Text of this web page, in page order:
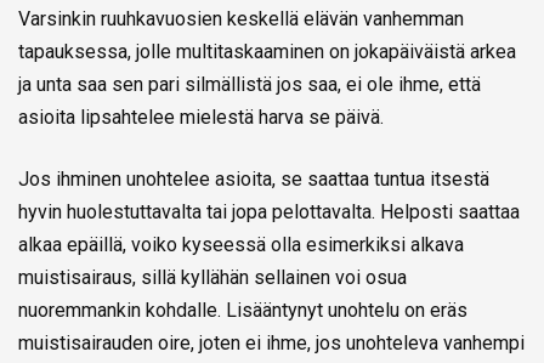
Varsinkin ruuhkavuosien keskellä elävän vanhemman
tapauksessa, jolle multitaskaaminen on jokapäiväistä arkea
ja unta saa sen pari silmällistä jos saa, ei ole ihme, että
asioita lipsahtelee mielestä harva se päivä.
Jos ihminen unohtelee asioita, se saattaa tuntua itsestä
hyvin huolestuttavalta tai jopa pelottavalta. Helposti saattaa
alkaa epäillä, voiko kyseessä olla esimerkiksi alkava
muistisairaus, sillä kyllähän sellainen voi osua
nuoremmankin kohdalle. Lisääntynyt unohtelu on eräs
muistisairauden oire, joten ei ihme, jos unohteleva vanhempi